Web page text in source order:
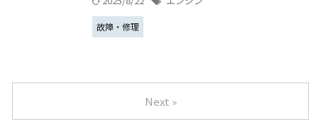
故障・修理
Next »